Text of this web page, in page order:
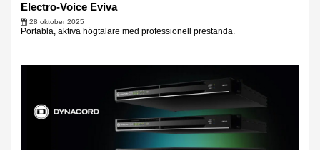
Electro-Voice Eviva
28 oktober 2025
Portabla, aktiva högtalare med professionell prestanda.